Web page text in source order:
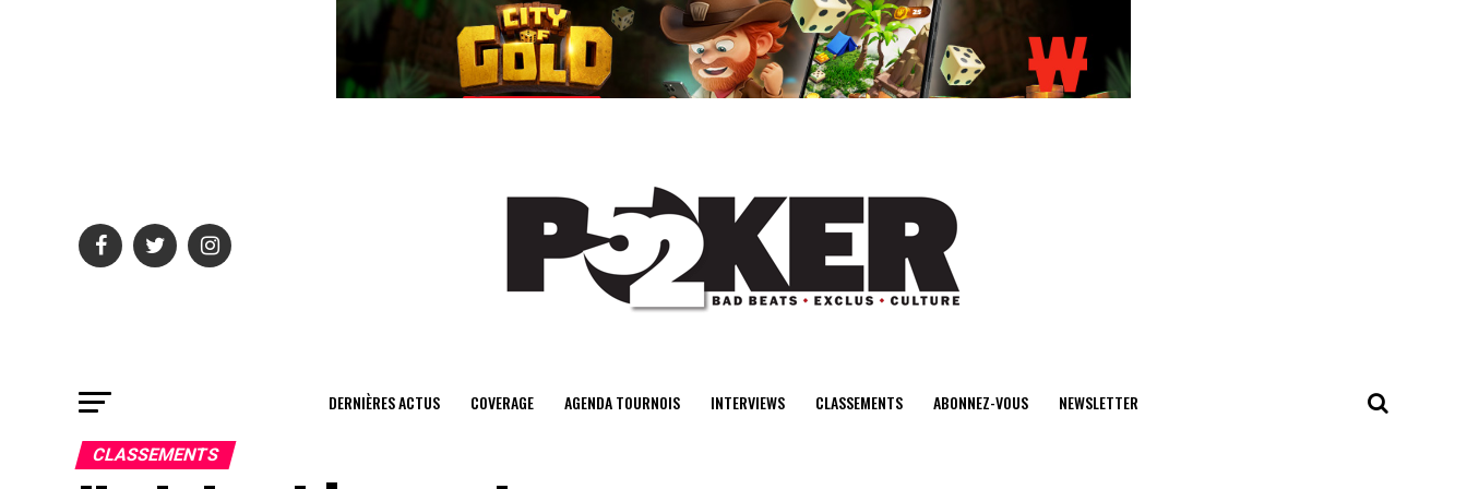
center>
DERNIÈRES ACTUS COVERAGE AGENDA TOURNOIS INTERVIEWS CLASSEMENTS ABONNEZ-VOUS NEWSLETTER
CLASSEMENTS